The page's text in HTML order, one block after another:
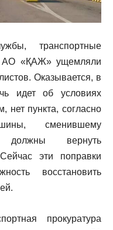
транспортные
АО «ҚАЖ» ущемляли
Оказывается, в
идет об условиях
нет пункта, согласно
сменившему
должны вернуть
эти поправки
восстановить
прокуратура